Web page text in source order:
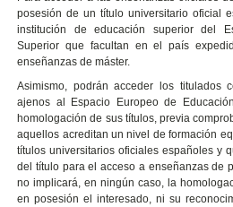
posesión de un título universitario oficial
institución de educación superior del
Superior que facultan en el país
enseñanzas de máster.
Asimismo, podrán acceder los titulados
ajenos al Espacio Europeo de
homologación de sus títulos, previa
aquellos acreditan un nivel de formación
títulos universitarios oficiales españoles y
del título para el acceso a enseñanzas de
no implicará, en ningún caso, la
en posesión el interesado, ni su